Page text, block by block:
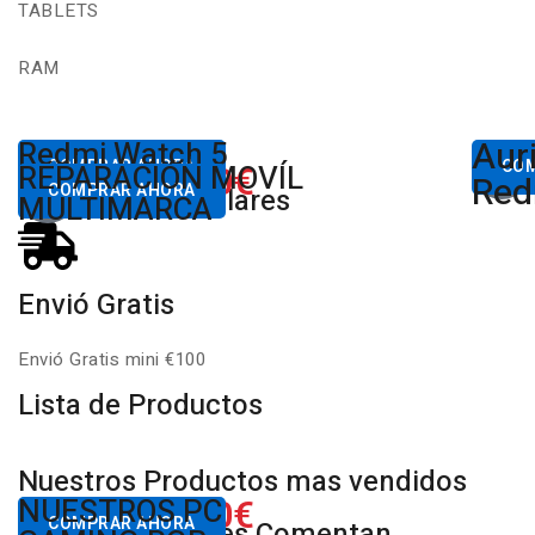
TABLETS
RAM
Desde80,00€
COMPRAR AHORA
Redmi Watch 5
Xiaomi
Desde650.00€
COMPRAR AHORA
REPARACIÓN MOVÍL
MULTIMARCA
Productos Populares
Envió Gratis
Envió Gratis mini €100
Lista de Productos
Nuestros Productos mas vendidos
Desde650.00€
COMPRAR AHORA
NUESTROS PC